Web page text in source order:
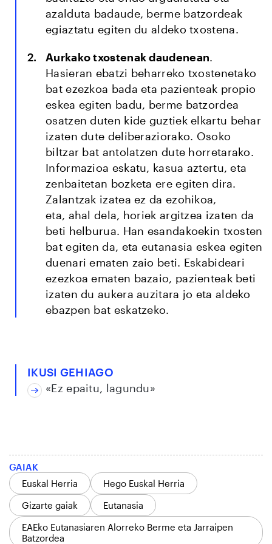
azalduta badaude, berme batzordeak
egiaztatu egiten du aldeko txostena.
Aurkako txostenak daudenean.
Hasieran ebatzi beharreko txostenetako
bat ezezkoa bada eta pazienteak propio
eskea egiten badu, berme batzordea
osatzen duten kide guztiek elkartu behar
izaten dute deliberaziorako. Osoko
biltzar bat antolatzen dute horretarako.
Informazioa eskatu, kasua aztertu, eta
zenbaitetan bozketa ere egiten dira.
Zalantzak izatea ez da ezohikoa,
eta, ahal dela, horiek argitzea izaten da
beti helburua. Han esandakoekin txosten
bat egiten da, eta eutanasia eskea egiten
duenari ematen zaio beti. Eskabideari
ezezkoa ematen bazaio, pazienteak beti
izaten du aukera auzitara jo eta aldeko
ebazpen bat eskatzeko.
IKUSI GEHIAGO
«Ez epaitu, lagundu»
GAIAK
Euskal Herria
Hego Euskal Herria
Gizarte gaiak
Eutanasia
EAEko Eutanasiaren Alorreko Berme eta Jarraipen
Batzordea